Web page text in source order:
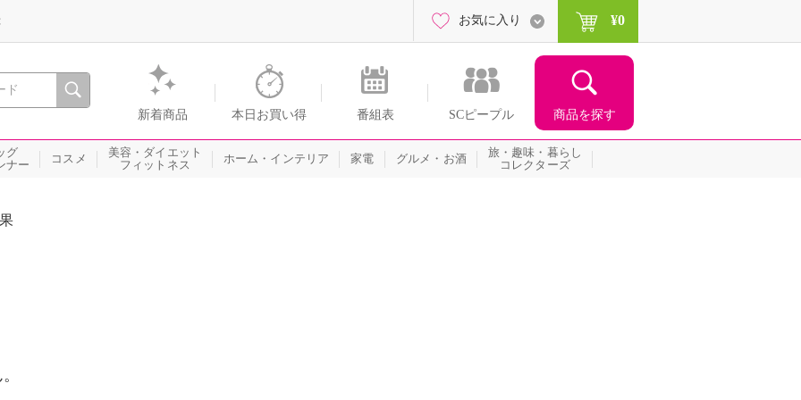
間を。通販・テレビショッピングのショップチャンネル
新着商品 本日お買い得 番組表 SCピープル 商品を探す
お気に入り ¥0
グ
ナー
コスメ
美容・ダイエット
フィットネス
ホーム・インテリア 家電 グルメ・お酒
旅・趣味・暮らし
コレクターズ